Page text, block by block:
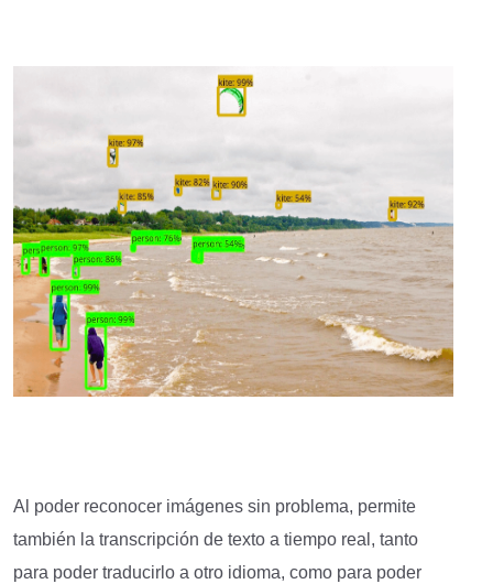
Al poder reconocer imágenes sin problema, permite
también la transcripción de texto a tiempo real, tanto
para poder traducirlo a otro idioma, como para poder